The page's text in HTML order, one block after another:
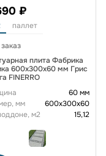
₽
паллет
плита Фабрика
600х300х60 мм Грис
FINERRO
60 мм
мм
600х300х60
м2
15,12